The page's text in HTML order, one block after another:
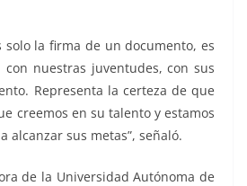
solo la firma de un documento, es
nuestras juventudes, con sus
Representa la certeza de que
creemos en su talento y estamos
alcanzar sus metas”, señaló.
de la Universidad Autónoma de